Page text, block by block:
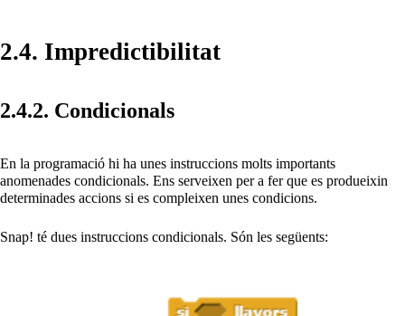
2.4. Impredictibilitat
2.4.2. Condicionals
En la programació hi ha unes instruccions molts importants
anomenades condicionals. Ens serveixen per a fer que es produeixin
determinades accions si es compleixen unes condicions.
Snap! té dues instruccions condicionals. Són les següents: